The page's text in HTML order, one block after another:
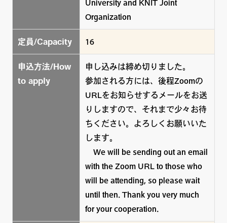
University and KNIT Joint
Organization
定員/Capacity 16
申込方法/How
to apply
申し込みは締め切りました。
参加される方には、後程Zoomの
URLをお知らせするメールをお送
りしますので、それまで少々お待
ちください。よろしくお願いいた
します。
We will be sending out an email
with the Zoom URL to those who
will be attending, so please wait
until then. Thank you very much
for your cooperation.